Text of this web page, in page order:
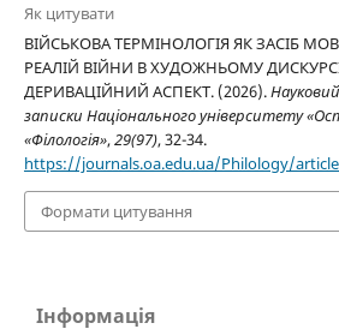
Як цитувати
ВІЙСЬКОВА ТЕРМІНОЛОГІЯ ЯК ЗАСІБ
РЕАЛІЙ ВІЙНИ В ХУДОЖНЬОМУ
ДЕРИВАЦІЙНИЙ АСПЕКТ. (2026).
записки Національного університету
«Філологія»,29(97), 32-34.
https://journals.oa.edu.ua/Philology/
Формати цитування
Інформація